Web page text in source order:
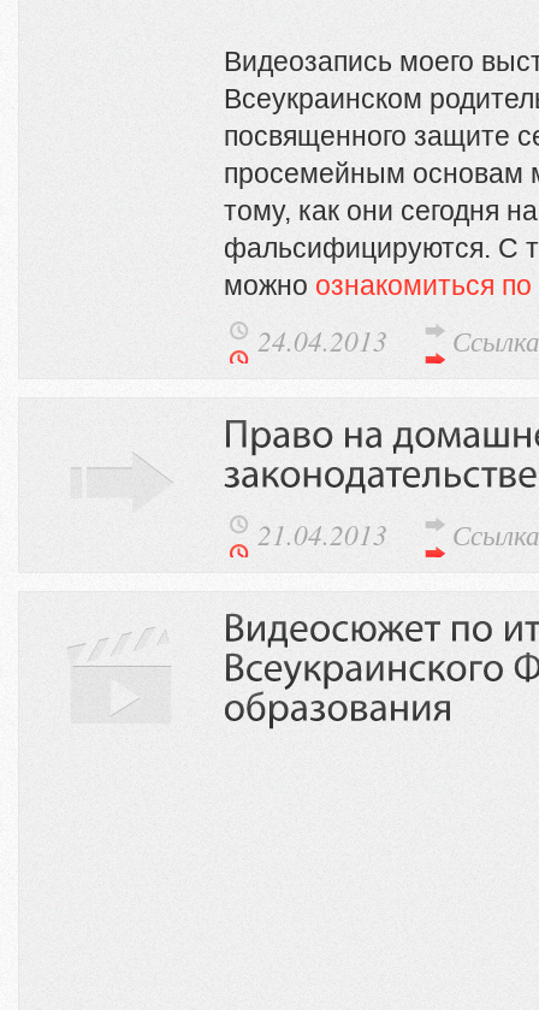
Видеозапись моего
Всеукраинском
посвященного защите
просемейным основам
тому, как они сегодня
фальсифицируются. С
можно ознакомиться
24.04.2013 Ссылка
21.04.2013 Ссылка